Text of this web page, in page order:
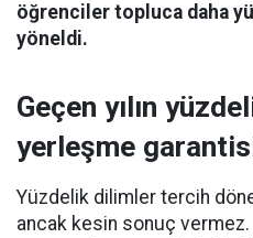
öğrenciler topluca daha
yöneldi.
Geçen yılın
yerleşme
Yüzdelik dilimler tercih
ancak kesin sonuç